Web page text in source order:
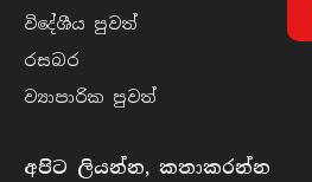
විදේශීය පුව​ත්
රසබ​ර
ව්‍යාපාරික පුව​ත්
අපිට ලියන්න, කතාකරන්න